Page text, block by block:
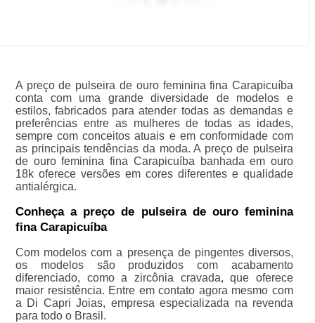
A preço de pulseira de ouro feminina fina Carapicuíba
conta com uma grande diversidade de modelos e
estilos, fabricados para atender todas as demandas e
preferências entre as mulheres de todas as idades,
sempre com conceitos atuais e em conformidade com
as principais tendências da moda. A preço de pulseira
de ouro feminina fina Carapicuíba banhada em ouro
18k oferece versões em cores diferentes e qualidade
antialérgica.
Conheça a preço de pulseira de ouro feminina
fina Carapicuíba
Com modelos com a presença de pingentes diversos,
os modelos são produzidos com acabamento
diferenciado, como a zircônia cravada, que oferece
maior resistência. Entre em contato agora mesmo com
a Di Capri Joias, empresa especializada na revenda
para todo o Brasil.